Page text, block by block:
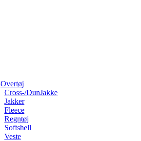
Overtøj
Cross-/DunJakke
Jakker
Fleece
Regntøj
Softshell
Veste